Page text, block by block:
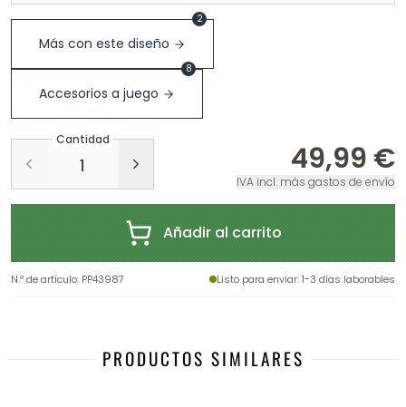
Más con este diseño
2
Accesorios a juego
8
Cantidad
49,99 €
IVA incl. más gastos de envío
Añadir al carrito
N.º de artículo: PP43987 Listo para enviar: 1-3 días laborables
PRODUCTOS SIMILARES